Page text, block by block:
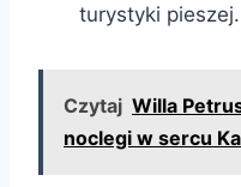
turystyki pieszej.
Czytaj Willa
noclegi w sercu